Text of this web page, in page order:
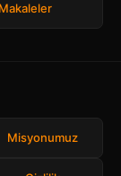
Misyonumuz